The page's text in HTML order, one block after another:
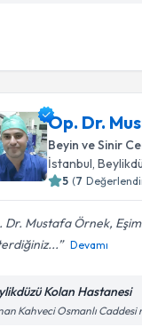
Op. Dr.
Beyin ve Sinir
İstanbul ,
5 (7
Dr. Mustafa Örnek,
Devamı
Kolan Hastanesi
Kahveci Osmanlı Caddesi